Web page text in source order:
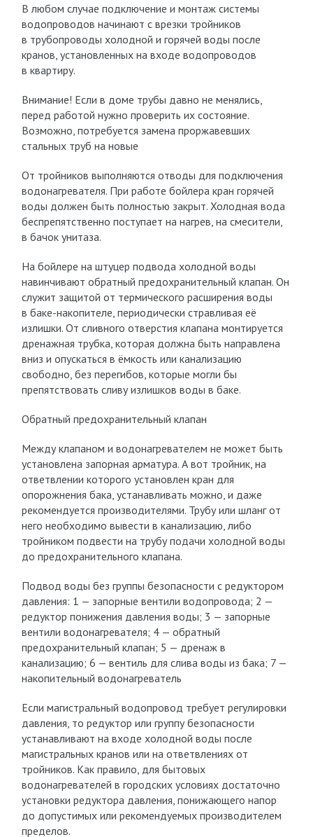
В любом случае подключение и монтаж системы
водопроводов начинают с врезки тройников
в трубопроводы холодной и горячей воды после
кранов, установленных на входе водопроводов
в квартиру.
Внимание! Если в доме трубы давно не менялись,
перед работой нужно проверить их состояние.
Возможно, потребуется замена проржавевших
стальных труб на новые
От тройников выполняются отводы для подключения
водонагревателя. При работе бойлера кран горячей
воды должен быть полностью закрыт. Холодная вода
беспрепятственно поступает на нагрев, на смесители,
в бачок унитаза.
На бойлере на штуцер подвода холодной воды
навинчивают обратный предохранительный клапан. Он
служит защитой от термического расширения воды
в баке-накопителе, периодически стравливая её
излишки. От сливного отверстия клапана монтируется
дренажная трубка, которая должна быть направлена
вниз и опускаться в ёмкость или канализацию
свободно, без перегибов, которые могли бы
препятствовать сливу излишков воды в баке.
Обратный предохранительный клапан
Между клапаном и водонагревателем не может быть
установлена запорная арматура. А вот тройник, на
ответвлении которого установлен кран для
опорожнения бака, устанавливать можно, и даже
рекомендуется производителями. Трубу или шланг от
него необходимо вывести в канализацию, либо
тройником подвести на трубу подачи холодной воды
до предохранительного клапана.
Подвод воды без группы безопасности с редуктором
давления: 1 — запорные вентили водопровода; 2 —
редуктор понижения давления воды; 3 — запорные
вентили водонагревателя; 4 — обратный
предохранительный клапан; 5 — дренаж в
канализацию; 6 — вентиль для слива воды из бака; 7 —
накопительный водонагреватель
Если магистральный водопровод требует регулировки
давления, то редуктор или группу безопасности
устанавливают на входе холодной воды после
магистральных кранов или на ответвлениях от
тройников. Как правило, для бытовых
водонагревателей в городских условиях достаточно
установки редуктора давления, понижающего напор
до допустимых или рекомендуемых производителем
пределов.